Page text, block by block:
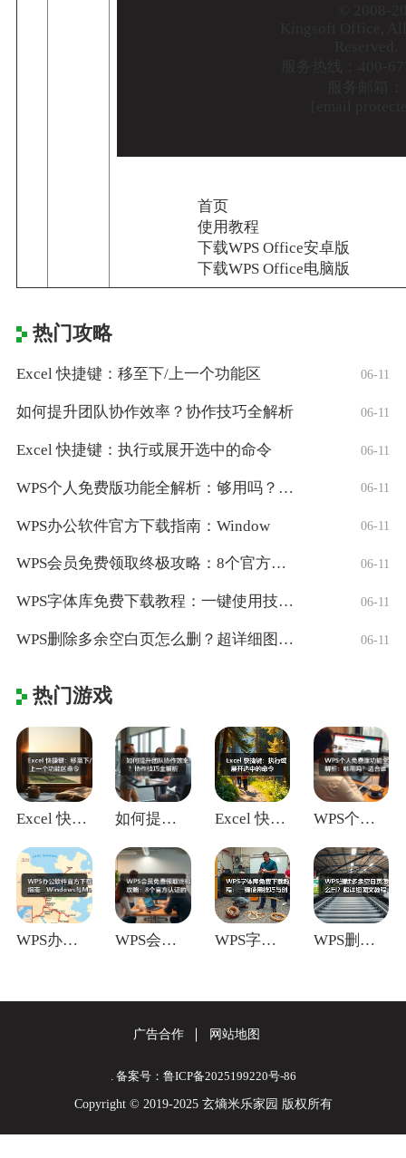
首页
使用教程
下载WPS Office安卓版
下载WPS Office电脑版
热门攻略
Excel 快捷键：移至下/上一个功能区 06-11
如何提升团队协作效率？协作技巧全解析 06-11
Excel 快捷键：执行或展开选中的命令 06-11
WPS个人免费版功能全解析：够用吗？适合 06-11
WPS办公软件官方下载指南：Window 06-11
WPS会员免费领取终极攻略：8个官方认证 06-11
WPS字体库免费下载教程：一键使用技巧与 06-11
WPS删除多余空白页怎么删？超详细图文教 06-11
热门游戏
Excel 快捷键：移至下/上一个功能区 如何提升团队协作效率？协作技巧全解析 Excel 快捷键：执行或展开选中的命令 WPS个人免费版功能全解析：够用吗？适合
WPS办公软件官方下载指南：Window WPS会员免费领取终极攻略：8个官方认证 WPS字体库免费下载教程：一键使用技巧与 WPS删除多余空白页怎么删？超详细图文教
广告合作 网站地图
. 备案号：鲁ICP备2025199220号-86
Copyright © 2019-2025 玄熵米乐家园 版权所有